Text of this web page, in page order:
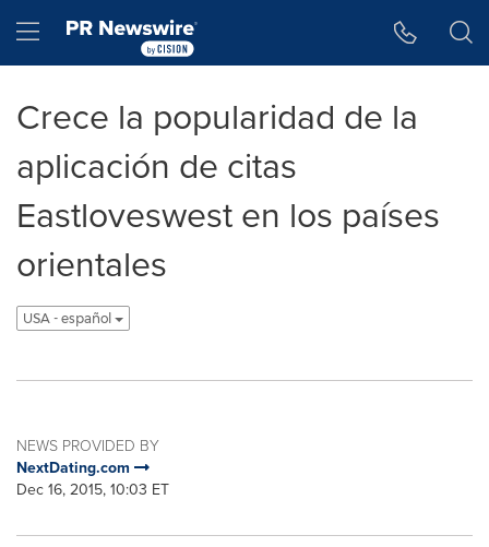
Hamburger menu
Crece la popularidad de la
aplicación de citas
Eastloveswest en los países
orientales
USA - español
NEWS PROVIDED BY
NextDating.com
Dec 16, 2015, 10:03 ET